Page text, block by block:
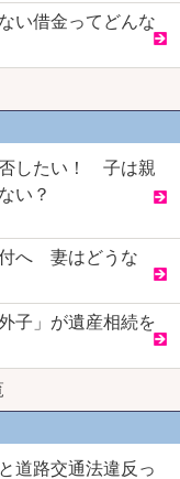
い借金ってどんな
したい！ 子は親
い？
へ 妻はどうな
子」が遺産相続を
道路交通法違反っ